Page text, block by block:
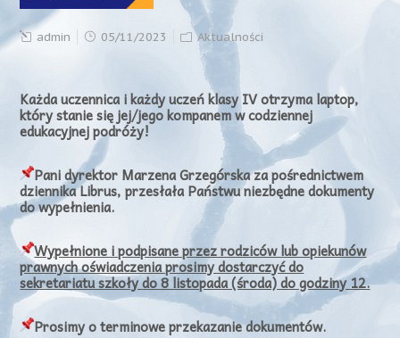
admin 05/11/2023 Aktualności
Każda uczennica i każdy uczeń klasy IVotrzyma laptop,
który stanie się jej/jego kompanem w codziennej
edukacyjnej podróży!
Pani dyrektor Marzena Grzegórska za pośrednictwem
dziennika Librus, przesłała Państwu niezbędne dokumenty
do wypełnienia.
Wypełnione i podpisane przez rodziców lub opiekunów
prawnych oświadczenia prosimy dostarczyć do
sekretariatu szkołydo 8 listopada (środa) do godziny 12.
Prosimy o terminowe przekazanie dokumentów.